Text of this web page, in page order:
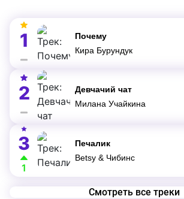
1
Почему
Кира Бурундук
2
Девчачий чат
Милана Учайкина
3
1
Печалик
Betsy & Чибинс
Смотреть все треки